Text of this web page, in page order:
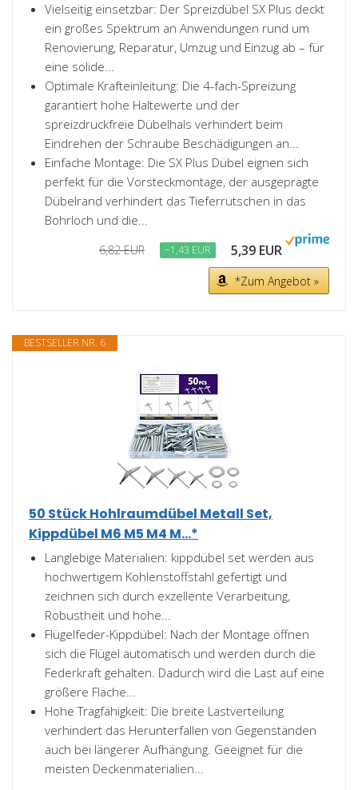
Vielseitig einsetzbar: Der Spreizdübel SX Plus deckt
ein großes Spektrum an Anwendungen rund um
Renovierung, Reparatur, Umzug und Einzug ab – für
eine solide...
Optimale Krafteinleitung: Die 4-fach-Spreizung
garantiert hohe Haltewerte und der
spreizdruckfreie Dübelhals verhindert beim
Eindrehen der Schraube Beschädigungen an...
Einfache Montage: Die SX Plus Dübel eignen sich
perfekt für die Vorsteckmontage, der ausgeprägte
Dübelrand verhindert das Tieferrutschen in das
Bohrloch und die...
6,82 EUR −1,43 EUR 5,39 EUR
*Zum Angebot »
BESTSELLER NR. 6
50 Stück Hohlraumdübel Metall Set,
Kippdübel M6 M5 M4 M...*
Langlebige Materialien: kippdübel set werden aus
hochwertigem Kohlenstoffstahl gefertigt und
zeichnen sich durch exzellente Verarbeitung,
Robustheit und hohe...
Flügelfeder-Kippdübel: Nach der Montage öffnen
sich die Flügel automatisch und werden durch die
Federkraft gehalten. Dadurch wird die Last auf eine
größere Fläche...
Hohe Tragfähigkeit: Die breite Lastverteilung
verhindert das Herunterfallen von Gegenständen
auch bei längerer Aufhängung. Geeignet für die
meisten Deckenmaterialien...